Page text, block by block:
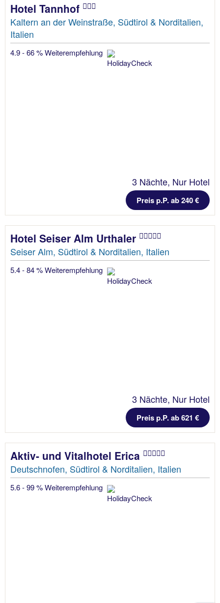
Hotel Tannhof
Kaltern an der Weinstraße, Südtirol & Norditalien,
Italien
4.9 - 66 % Weiterempfehlung
3 Nächte, Nur Hotel
Preis p.P. ab 240 €
Hotel Seiser Alm Urthaler
Seiser Alm, Südtirol & Norditalien, Italien
5.4 - 84 % Weiterempfehlung
3 Nächte, Nur Hotel
Preis p.P. ab 621 €
Aktiv- und Vitalhotel Erica
Deutschnofen, Südtirol & Norditalien, Italien
5.6 - 99 % Weiterempfehlung